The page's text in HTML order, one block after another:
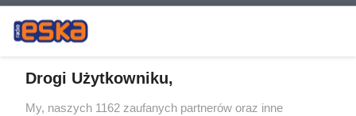
Drogi Użytkowniku,
My, naszych 1162 zaufanych partnerów oraz inne